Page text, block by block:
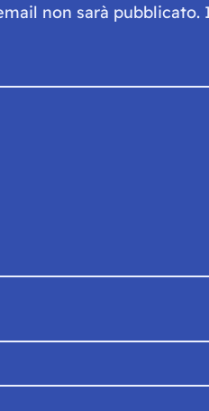
non sarà pubblicato.